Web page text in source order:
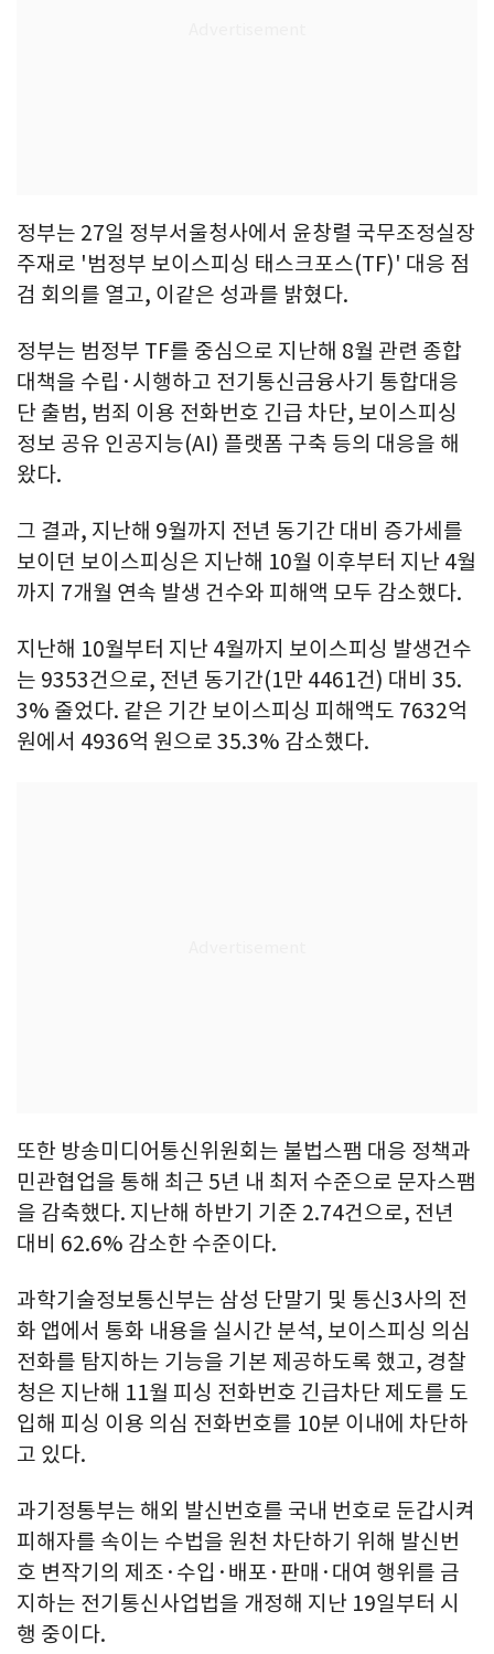
정부는 27일 정부서울청사에서 윤창렬 국무조정실장
주재로 '범정부 보이스피싱 태스크포스(TF)' 대응 점
검 회의를 열고, 이같은 성과를 밝혔다.
정부는 범정부 TF를 중심으로 지난해 8월 관련 종합
대책을 수립·시행하고 전기통신금융사기 통합대응
단 출범, 범죄 이용 전화번호 긴급 차단, 보이스피싱
정보 공유 인공지능(AI) 플랫폼 구축 등의 대응을 해
왔다.
그 결과, 지난해 9월까지 전년 동기간 대비 증가세를
보이던 보이스피싱은 지난해 10월 이후부터 지난 4월
까지 7개월 연속 발생 건수와 피해액 모두 감소했다.
지난해 10월부터 지난 4월까지 보이스피싱 발생건수
는 9353건으로, 전년 동기간(1만 4461건) 대비 35.
3% 줄었다. 같은 기간 보이스피싱 피해액도 7632억
원에서 4936억 원으로 35.3% 감소했다.
또한 방송미디어통신위원회는 불법스팸 대응 정책과
민관협업을 통해 최근 5년 내 최저 수준으로 문자스팸
을 감축했다. 지난해 하반기 기준 2.74건으로, 전년
대비 62.6% 감소한 수준이다.
과학기술정보통신부는 삼성 단말기 및 통신3사의 전
화 앱에서 통화 내용을 실시간 분석, 보이스피싱 의심
전화를 탐지하는 기능을 기본 제공하도록 했고, 경찰
청은 지난해 11월 피싱 전화번호 긴급차단 제도를 도
입해 피싱 이용 의심 전화번호를 10분 이내에 차단하
고 있다.
과기정통부는 해외 발신번호를 국내 번호로 둔갑시켜
피해자를 속이는 수법을 원천 차단하기 위해 발신번
호 변작기의 제조·수입·배포·판매·대여 행위를 금
지하는 전기통신사업법을 개정해 지난 19일부터 시
행 중이다.